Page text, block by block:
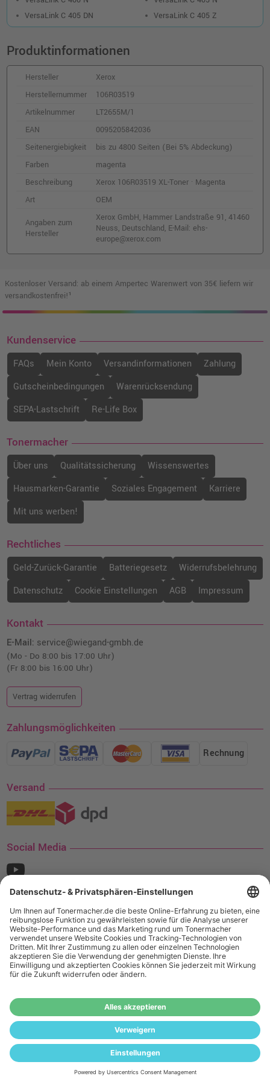
Kompatibler XXL-Toner ersetzt Xerox
106R03531 · Magenta
192,99 €
inkl. MwSt. zzgl. Versand
269,99 €
220,16 €
261,99 €
Xerox 106R03529 XXL-Toner · Gelb
o. MwSt.224,36 €
266,99 € shopping_cart
106R03502 cyan
shopping_cart
Xerox 106R03531 XXL-Toner · Magenta
o. MwSt. 231,92 €
275,98 €
inkl. MwSt.zzgl. Versand
o. MwSt.194,95 €
231,99 €
inkl. MwSt.zzgl. Versand
shopping_cart
Kompatibler Toner ersetzt Xerox
o. MwSt.89,07 €
105,99 €
inkl. MwSt.zzgl. Versand
shopping_cart
Xerox 106R03516 XL-Toner · Schwarz
162,99 €
inkl. MwSt. zzgl. Versand
shopping_cart
Xerox 106R03528 XXL-Toner · Schwarz
inkl. MwSt.
VersaLink C 405 DN
VersaLink C 405 Z
Produktinformationen
Hersteller
Xerox
Herstellernummer
106R03519
Artikelnummer
LT2655M/1
EAN
0095205842036
Seitenergiebigkeit
bis zu 4800 Seiten (Bei 5% Abdeckung)
Farben
magenta
Beschreibung
Xerox 106R03519 XL-Toner · Magenta
Art
OEM
Angaben zum
Hersteller
Xerox GmbH, Hammer Landstraße 91, 41460
Neuss, Deutschland, E-Mail: ehs-
europe@xerox.com
Kostenloser Versand: ab einem Ampertec Warenwert von 35€ liefern wir
versandkostenfrei!¹
Kundenservice
FAQs Mein Konto Versandinformationen
Zahlung
Gutscheinbedingungen
Warenrücksendung
SEPA-Lastschrift
Re-Life Box
Tonermacher
Über uns Qualitätssicherung
Wissenswertes
Hausmarken-Garantie
Soziales Engagement
Karriere
Mit uns werben!
Rechtliches
Geld-Zurück-Garantie Batteriegesetz
Widerrufsbelehrung
Datenschutz
Cookie Einstellungen AGB Impressum
Kontakt
E-Mail: service@wiegand-gmbh.de
(Mo - Do 8:00 bis 17:00 Uhr)
(Fr 8:00 bis 16:00 Uhr)
Vertrag widerrufen
Zahlungsmöglichkeiten
Rechnung
Versand
Social Media
¹ Nur gültig für den Versand innerhalb Deutschlands. Befindet sich ein Warenwert
von mindestens 35€ (inkl. Mwst.) an Ampertec Artikeln in Ihrem Warenkorb, ist der
Versand für Sie kostenfrei.
Das Angebot von tonermacher.de richtet sich
nicht an Wiederverkäufer. Wenn Sie Wiederverkäufer sind,
registrieren Sie sich bitte in unserem Händler-Portal
www.tonerhersteller.de